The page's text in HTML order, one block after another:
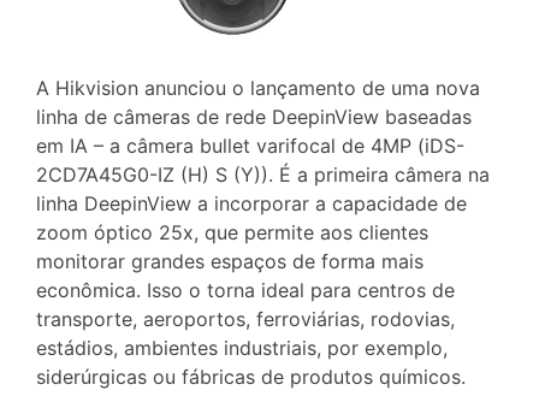
A Hikvision anunciou o lançamento de uma nova
linha de câmeras de rede DeepinView baseadas
em IA – a câmera bullet varifocal de 4MP (iDS-
2CD7A45G0-IZ (H) S (Y)). É a primeira câmera na
linha DeepinView a incorporar a capacidade de
zoom óptico 25x, que permite aos clientes
monitorar grandes espaços de forma mais
econômica. Isso o torna ideal para centros de
transporte, aeroportos, ferroviárias, rodovias,
estádios, ambientes industriais, por exemplo,
siderúrgicas ou fábricas de produtos químicos.